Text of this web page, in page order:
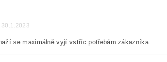
30.1.2023
se maximálně vyjí vstříc potřebám zákazníka.